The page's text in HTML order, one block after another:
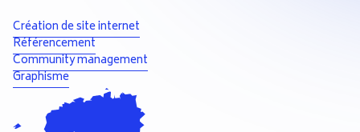
Création de site internet
Référencement
Community management
Graphisme